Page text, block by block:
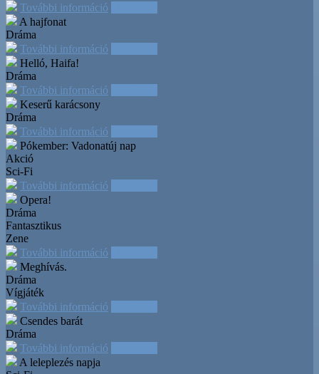
További információ
A hajfonat
Dráma
További információ
Helló, Haifa!
Dráma
További információ
Keserű karácsony
Dráma
További információ
Pókember: Vadonatúj nap
Akció
Sci-Fi
További információ
Opera!
Dráma
Fantasztikus
Zene
További információ
Meghívás.
Dráma
Vígjáték
További információ
Csendes barát
Dráma
További információ
A leleplezés napja